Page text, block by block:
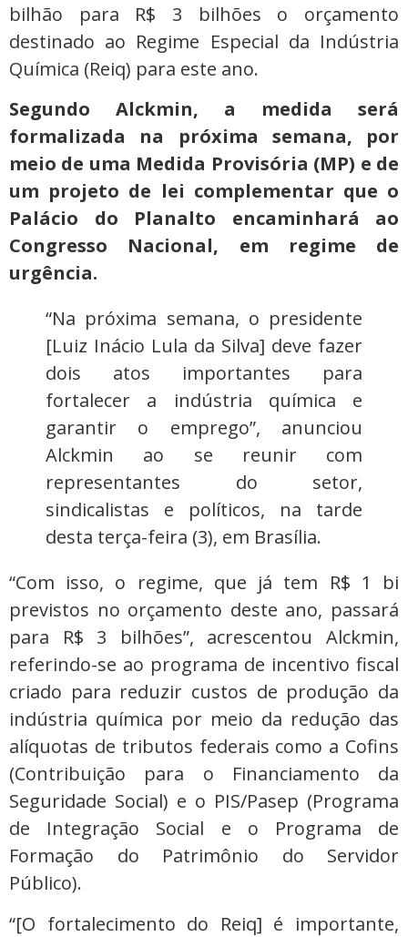
bilhão para R$ 3 bilhões o orçamento
destinado ao Regime Especial da Indústria
Química (Reiq) para este ano.
Segundo Alckmin, a medida será
formalizada na próxima semana, por
meio de uma Medida Provisória (MP) e de
um projeto de lei complementar que o
Palácio do Planalto encaminhará ao
Congresso Nacional, em regime de
urgência.
“Na próxima semana, o presidente
[Luiz Inácio Lula da Silva] deve fazer
dois atos importantes para
fortalecer a indústria química e
garantir o emprego”, anunciou
Alckmin ao se reunir com
representantes do setor,
sindicalistas e políticos, na tarde
desta terça-feira (3), em Brasília.
“Com isso, o regime, que já tem R$ 1 bi
previstos no orçamento deste ano, passará
para R$ 3 bilhões”, acrescentou Alckmin,
referindo-se ao programa de incentivo fiscal
criado para reduzir custos de produção da
indústria química por meio da redução das
alíquotas de tributos federais como a Cofins
(Contribuição para o Financiamento da
Seguridade Social) e o PIS/Pasep (Programa
de Integração Social e o Programa de
Formação do Patrimônio do Servidor
Público).
“[O fortalecimento do Reiq] é importante,